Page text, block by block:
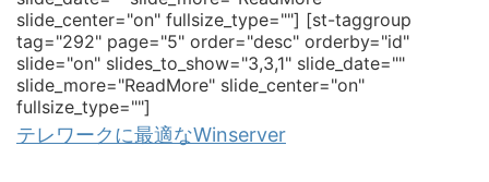
slide_center="on" fullsize_type=""] [st-taggroup
tag="292" page="5" order="desc" orderby="id"
slide="on" slides_to_show="3,3,1" slide_date=""
slide_more="ReadMore" slide_center="on"
fullsize_type=""]
テレワークに最適なWinserver